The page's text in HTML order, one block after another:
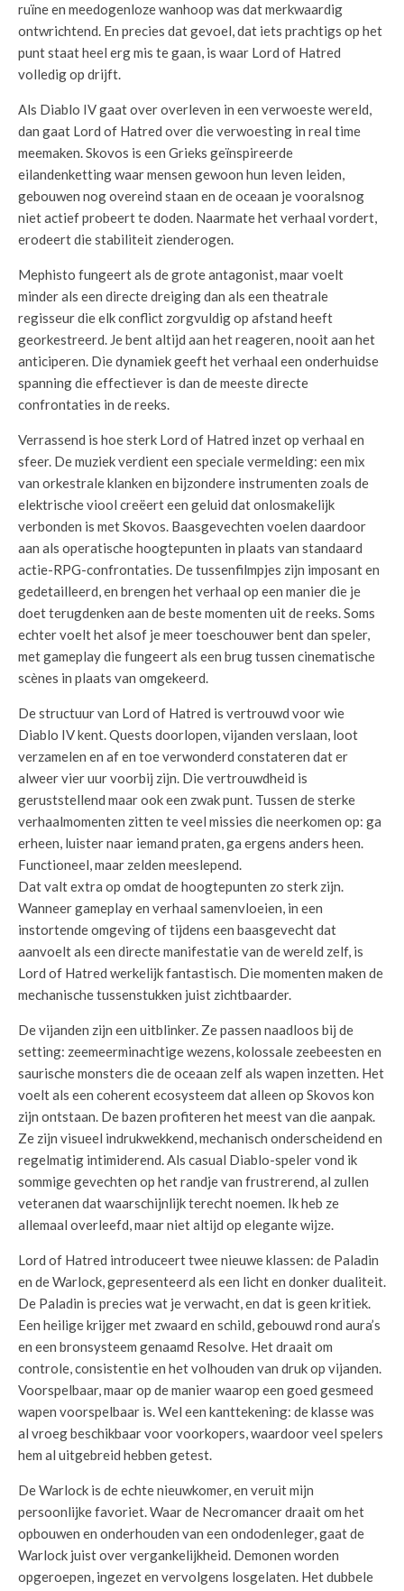
ruïne en meedogenloze wanhoop was dat merkwaardig
ontwrichtend. En precies dat gevoel, dat iets prachtigs op het
punt staat heel erg mis te gaan, is waar Lord of Hatred
volledig op drijft.
Als Diablo IV gaat over overleven in een verwoeste wereld,
dan gaat Lord of Hatred over die verwoesting in real time
meemaken. Skovos is een Grieks geïnspireerde
eilandenketting waar mensen gewoon hun leven leiden,
gebouwen nog overeind staan en de oceaan je vooralsnog
niet actief probeert te doden. Naarmate het verhaal vordert,
erodeert die stabiliteit zienderogen.
Mephisto fungeert als de grote antagonist, maar voelt
minder als een directe dreiging dan als een theatrale
regisseur die elk conflict zorgvuldig op afstand heeft
georkestreerd. Je bent altijd aan het reageren, nooit aan het
anticiperen. Die dynamiek geeft het verhaal een onderhuidse
spanning die effectiever is dan de meeste directe
confrontaties in de reeks.
Verrassend is hoe sterk Lord of Hatred inzet op verhaal en
sfeer. De muziek verdient een speciale vermelding: een mix
van orkestrale klanken en bijzondere instrumenten zoals de
elektrische viool creëert een geluid dat onlosmakelijk
verbonden is met Skovos. Baasgevechten voelen daardoor
aan als operatische hoogtepunten in plaats van standaard
actie-RPG-confrontaties. De tussenfilmpjes zijn imposant en
gedetailleerd, en brengen het verhaal op een manier die je
doet terugdenken aan de beste momenten uit de reeks. Soms
echter voelt het alsof je meer toeschouwer bent dan speler,
met gameplay die fungeert als een brug tussen cinematische
scènes in plaats van omgekeerd.
De structuur van Lord of Hatred is vertrouwd voor wie
Diablo IV kent. Quests doorlopen, vijanden verslaan, loot
verzamelen en af en toe verwonderd constateren dat er
alweer vier uur voorbij zijn. Die vertrouwdheid is
geruststellend maar ook een zwak punt. Tussen de sterke
verhaalmomenten zitten te veel missies die neerkomen op: ga
erheen, luister naar iemand praten, ga ergens anders heen.
Functioneel, maar zelden meeslepend.
Dat valt extra op omdat de hoogtepunten zo sterk zijn.
Wanneer gameplay en verhaal samenvloeien, in een
instortende omgeving of tijdens een baasgevecht dat
aanvoelt als een directe manifestatie van de wereld zelf, is
Lord of Hatred werkelijk fantastisch. Die momenten maken de
mechanische tussenstukken juist zichtbaarder.
De vijanden zijn een uitblinker. Ze passen naadloos bij de
setting: zeemeerminachtige wezens, kolossale zeebeesten en
saurische monsters die de oceaan zelf als wapen inzetten. Het
voelt als een coherent ecosysteem dat alleen op Skovos kon
zijn ontstaan. De bazen profiteren het meest van die aanpak.
Ze zijn visueel indrukwekkend, mechanisch onderscheidend en
regelmatig intimiderend. Als casual Diablo-speler vond ik
sommige gevechten op het randje van frustrerend, al zullen
veteranen dat waarschijnlijk terecht noemen. Ik heb ze
allemaal overleefd, maar niet altijd op elegante wijze.
Lord of Hatred introduceert twee nieuwe klassen: de Paladin
en de Warlock, gepresenteerd als een licht en donker dualiteit.
De Paladin is precies wat je verwacht, en dat is geen kritiek.
Een heilige krijger met zwaard en schild, gebouwd rond aura’s
en een bronsysteem genaamd Resolve. Het draait om
controle, consistentie en het volhouden van druk op vijanden.
Voorspelbaar, maar op de manier waarop een goed gesmeed
wapen voorspelbaar is. Wel een kanttekening: de klasse was
al vroeg beschikbaar voor voorkopers, waardoor veel spelers
hem al uitgebreid hebben getest.
De Warlock is de echte nieuwkomer, en veruit mijn
persoonlijke favoriet. Waar de Necromancer draait om het
opbouwen en onderhouden van een ondodenleger, gaat de
Warlock juist over vergankelijkheid. Demonen worden
opgeroepen, ingezet en vervolgens losgelaten. Het dubbele